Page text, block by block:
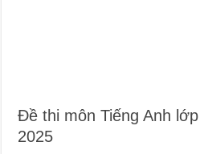
Đề thi môn Tiếng Anh lớp
2025